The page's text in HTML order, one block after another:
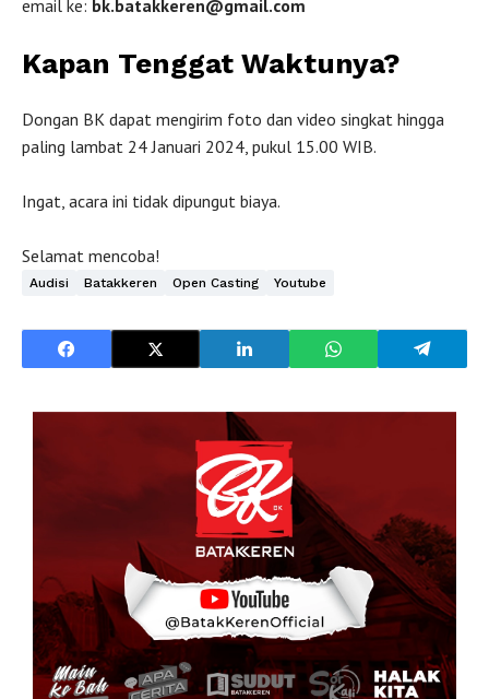
email ke: bk.batakkeren@gmail.com
Kapan Tenggat Waktunya?
Dongan BK dapat mengirim foto dan video singkat hingga
paling lambat 24 Januari 2024, pukul 15.00 WIB.
Ingat, acara ini tidak dipungut biaya.
Selamat mencoba!
Audisi Batakkeren Open Casting Youtube